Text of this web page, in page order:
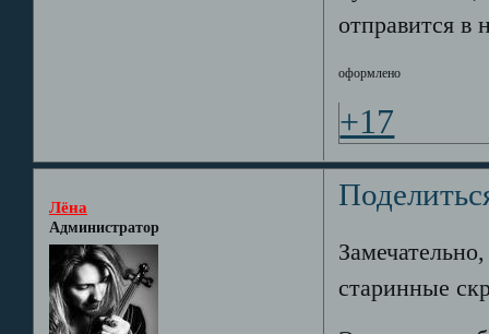
отправится в
оформлено
+17
Лёна
Администратор
старинные